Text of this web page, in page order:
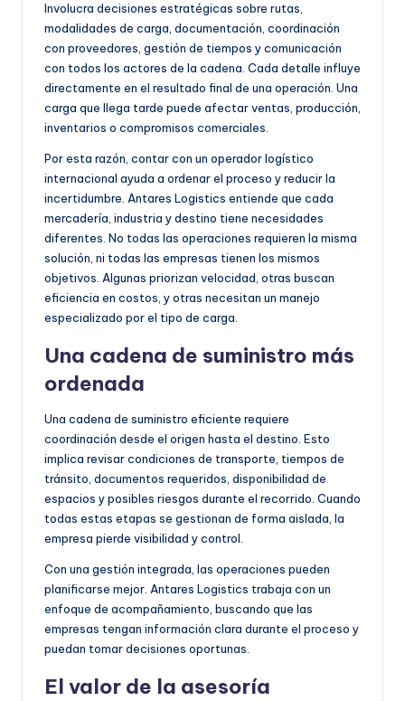
Involucra decisiones estratégicas sobre rutas,
modalidades de carga, documentación, coordinación
con proveedores, gestión de tiempos y comunicación
con todos los actores de la cadena. Cada detalle influye
directamente en el resultado final de una operación. Una
carga que llega tarde puede afectar ventas, producción,
inventarios o compromisos comerciales.
Por esta razón, contar con un operador logístico
internacional ayuda a ordenar el proceso y reducir la
incertidumbre. Antares Logistics entiende que cada
mercadería, industria y destino tiene necesidades
diferentes. No todas las operaciones requieren la misma
solución, ni todas las empresas tienen los mismos
objetivos. Algunas priorizan velocidad, otras buscan
eficiencia en costos, y otras necesitan un manejo
especializado por el tipo de carga.
Una cadena de suministro más
ordenada
Una cadena de suministro eficiente requiere
coordinación desde el origen hasta el destino. Esto
implica revisar condiciones de transporte, tiempos de
tránsito, documentos requeridos, disponibilidad de
espacios y posibles riesgos durante el recorrido. Cuando
todas estas etapas se gestionan de forma aislada, la
empresa pierde visibilidad y control.
Con una gestión integrada, las operaciones pueden
planificarse mejor. Antares Logistics trabaja con un
enfoque de acompañamiento, buscando que las
empresas tengan información clara durante el proceso y
puedan tomar decisiones oportunas.
El valor de la asesoría